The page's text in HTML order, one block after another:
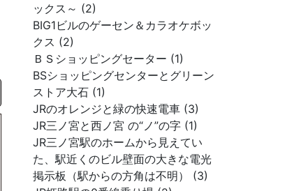
ックス～ (2)
BIG1ビルのゲーセン＆カラオケボッ
クス (2)
ＢＳショッピングセーター (1)
BSショッピングセンターとグリーン
ストア大石 (1)
JRのオレンジと緑の快速電車 (3)
JR三ノ宮と西ノ宮 の“ノ”の字 (1)
JR三ノ宮駅のホームから見えてい
た、駅近くのビル壁面の大きな電光
掲示板（駅からの方角は不明） (3)